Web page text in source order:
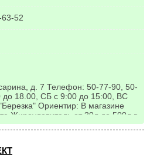
ДЛЯ СУШКИ И ХРАНЕНИЯ
форсунки, силосы,
52
д. 7 Телефон: 50-77-90, 50-
18.00, СБ с 9:00 до 15:00, ВС
Ориентир: В магазине
Жироуловитель от 30л до 500л в
сайте Сантехника
очистки воды Смесители, краны
Насосы для систем